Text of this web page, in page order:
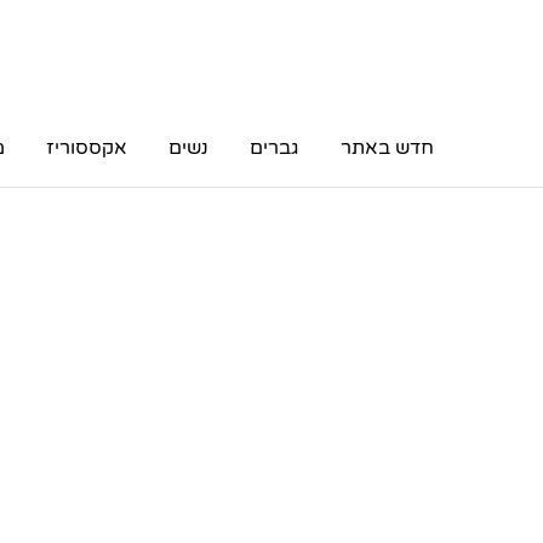
חדש באתר גברים נשים אקססוריז